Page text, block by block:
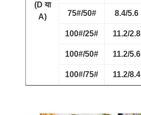
(D या
A)
75#/50# 8.4/5.6
100#/25# 11.2/2.8
100#/50# 11.2/5.6
100#/75# 11.2/8.4